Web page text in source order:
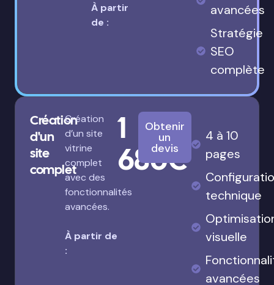
À partir
de :
avancées
Stratégie
SEO
complète
Création
d'un
site
complet
Création
d’un site
vitrine
complet
avec des
fonctionnalités
avancées.
À partir de
:
1
680€
Obtenir
un
devis
4 à 10
pages
technique
visuelle
avancées